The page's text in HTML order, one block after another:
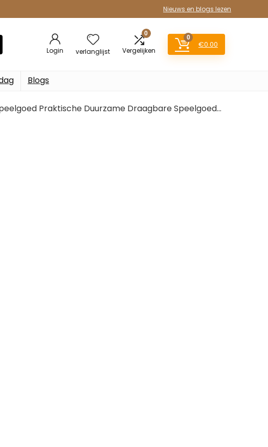
Nieuws en blogs lezen
Login verlanglijst
0
Vergelijken
0
€0.00
Blogs
Praktische Duurzame Draagbare Speelgoed…